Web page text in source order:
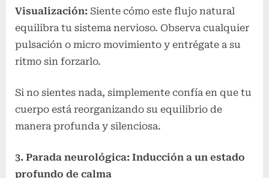
Visualización: Siente cómo este flujo natural
equilibra tu sistema nervioso. Observa cualquier
pulsación o micro movimiento y entrégate a su
ritmo sin forzarlo.
Si no sientes nada, simplemente confía en que tu
cuerpo está reorganizando su equilibrio de
manera profunda y silenciosa.
3. Parada neurológica: Inducción a un estado
profundo de calma